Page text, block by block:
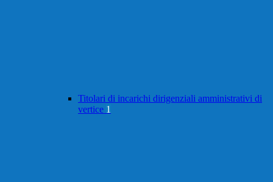
Titolari di incarichi dirigenziali amministrativi di
vertice 1